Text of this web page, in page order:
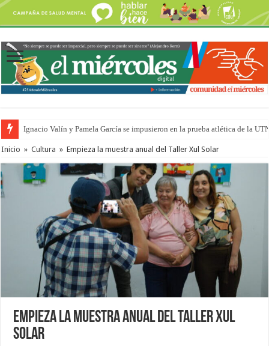
Ignacio Valín y Pamela García se impusieron en la prueba atlética de la
Traigo el litoral en mi canción: 100 años de Aníbal Sampayo
Inicio » Cultura » Empieza la muestra anual del Taller Xul Solar
Empieza la muestra anual del Taller Xul
Solar